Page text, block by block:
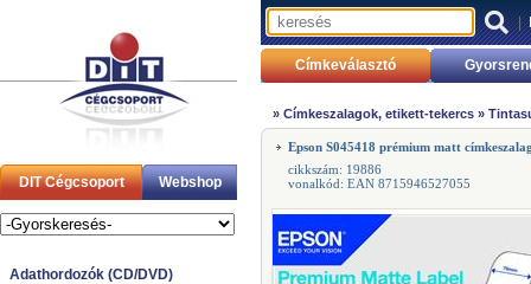
DIT Cégcsoport Webshop
Adathordozók (CD/DVD)
|
Címkeválasztó
» Címkeszalagok, etikett-tekercs »
Epson S045418 prémium matt
cikkszám: 19886
vonalkód: EAN 8715946527055